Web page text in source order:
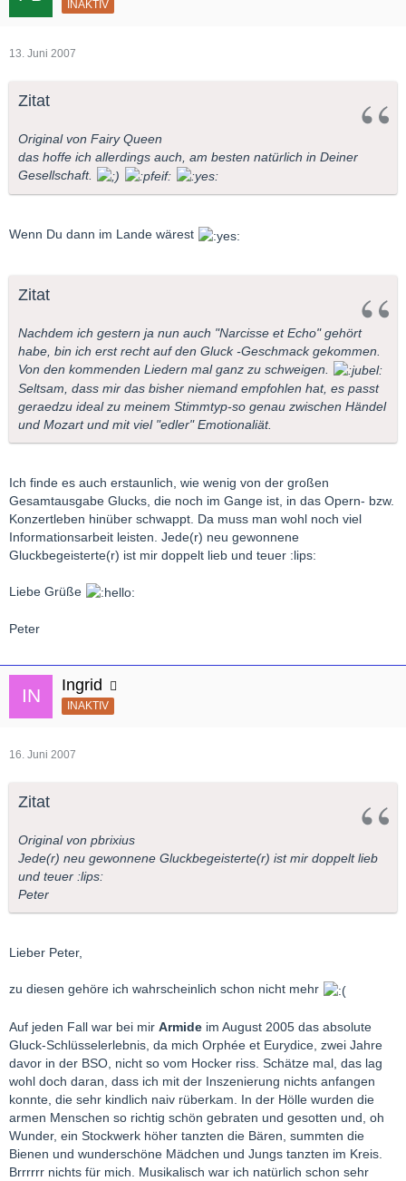
INAKTIV
13. Juni 2007
Zitat
Original von Fairy Queen
das hoffe ich allerdings auch, am besten natürlich in Deiner
Gesellschaft.
Wenn Du dann im Lande wärest
Zitat
Nachdem ich gestern ja nun auch "Narcisse et Echo" gehört
habe, bin ich erst recht auf den Gluck -Geschmack gekommen.
Von den kommenden Liedern mal ganz zu schweigen.
Seltsam, dass mir das bisher niemand empfohlen hat, es passt
geraedzu ideal zu meinem Stimmtyp-so genau zwischen Händel
und Mozart und mit viel "edler" Emotionaliät.
Ich finde es auch erstaunlich, wie wenig von der großen
Gesamtausgabe Glucks, die noch im Gange ist, in das Opern- bzw.
Konzertleben hinüber schwappt. Da muss man wohl noch viel
Informationsarbeit leisten. Jede(r) neu gewonnene
Gluckbegeisterte(r) ist mir doppelt lieb und teuer :lips:
Liebe Grüße
Peter
Ingrid
INAKTIV
16. Juni 2007
Zitat
Original von pbrixius
Jede(r) neu gewonnene Gluckbegeisterte(r) ist mir doppelt lieb
und teuer :lips:
Peter
Lieber Peter,
zu diesen gehöre ich wahrscheinlich schon nicht mehr
Auf jeden Fall war bei mir Armide im August 2005 das absolute
Gluck-Schlüsselerlebnis, da mich Orphée et Eurydice, zwei Jahre
davor in der BSO, nicht so vom Hocker riss. Schätze mal, das lag
wohl doch daran, dass ich mit der Inszenierung nichts anfangen
konnte, die sehr kindlich naiv rüberkam. In der Hölle wurden die
armen Menschen so richtig schön gebraten und gesotten und, oh
Wunder, ein Stockwerk höher tanzten die Bären, summten die
Bienen und wunderschöne Mädchen und Jungs tanzten im Kreis.
Brrrrrr nichts für mich. Musikalisch war ich natürlich schon sehr